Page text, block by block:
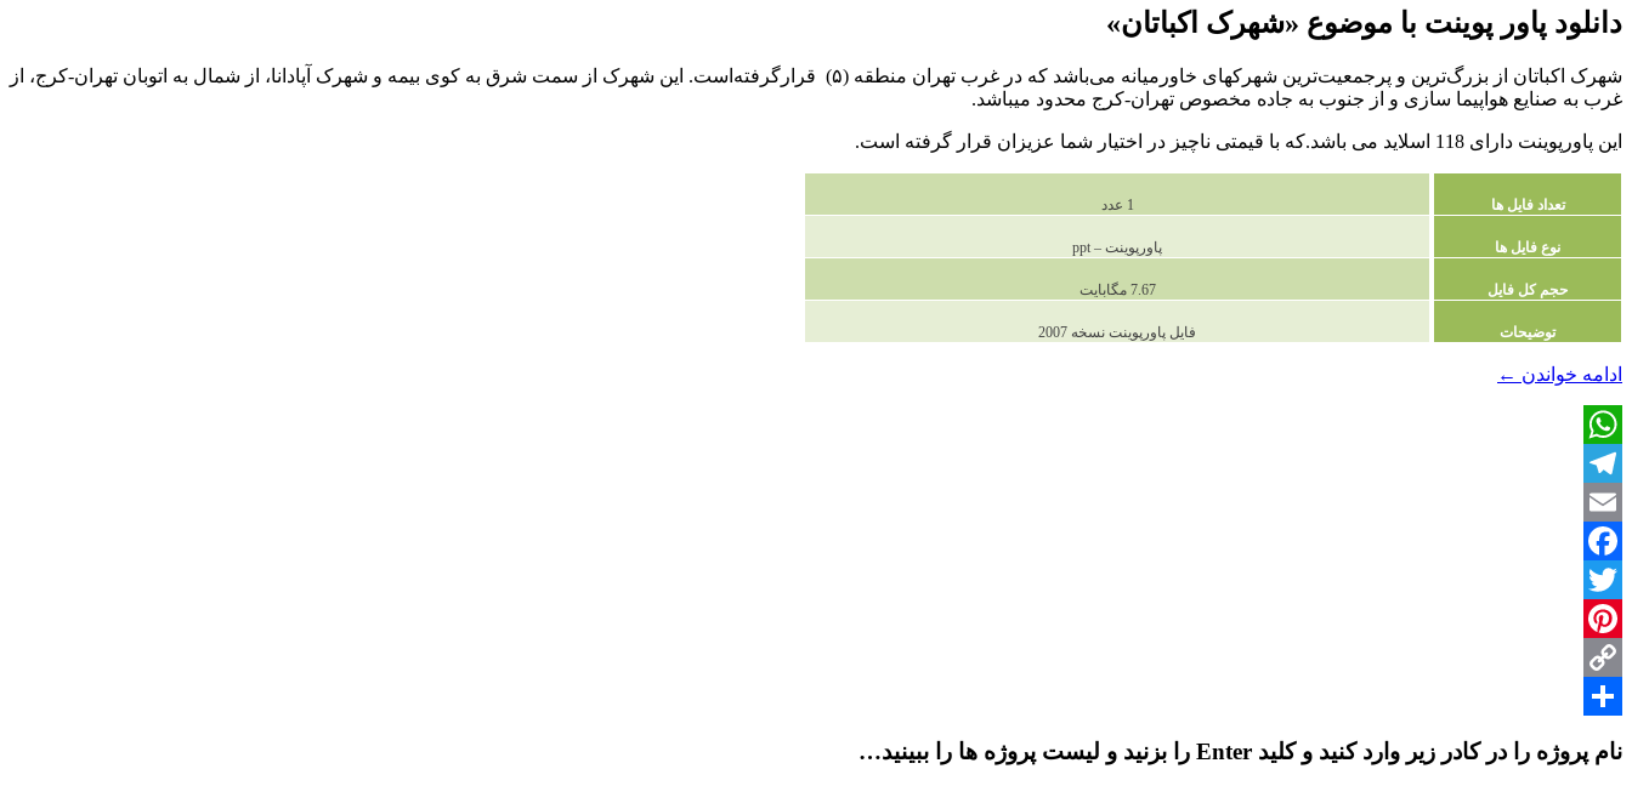
دانلود پاور پوینت با موضوع «شهرک اکباتان»
شهرک اکباتان از بزرگ‌ترین و پرجمعیت‌ترین شهرکهای خاورمیانه می‌باشد که در غرب تهران منطقه (۵) قرارگرفته‌است. این شهرک از سمت شرق به کوی بیمه و شهرک آپادانا، از شمال به اتوبان تهران-کرج، از
غرب به صنایع هواپیما سازی و از جنوب به جاده مخصوص تهران-کرج محدود میباشد.
این پاورپوینت دارای 118 اسلاید می باشد.که با قیمتی ناچیز در اختیار شما عزیزان قرار گرفته است.
تعداد فایل ها 1 عدد
نوع فایل ها پاورپوینت – ppt
حجم کل فایل 7.67 مگابایت
توضیحات فایل پاورپوینت نسخه 2007
ادامه خواندن دانلود
←
WhatsApp
Telegram
Email
Facebook
Twitter
Pinterest
Copy
نام پروژه را در کادر زیر وارد کنید و کلید Enter را بزنید و لیست پروژه ها را ببینید…